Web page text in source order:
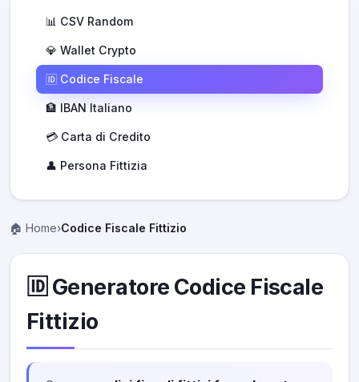
📊 CSV Random
💎 Wallet Crypto
🆔 Codice Fiscale
🏦 IBAN Italiano
💳 Carta di Credito
👤 Persona Fittizia
🏠 Home›Codice Fiscale Fittizio
🆔 Generatore Codice Fiscale
Fittizio